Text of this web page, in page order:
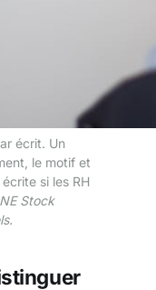
écrit. Un
le motif et
si les RH
Stock